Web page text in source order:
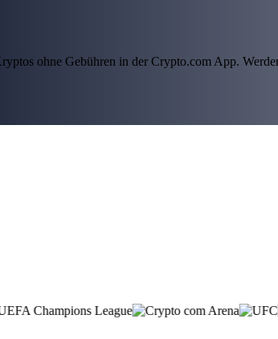
ohne Gebühren in der Crypto.com App.